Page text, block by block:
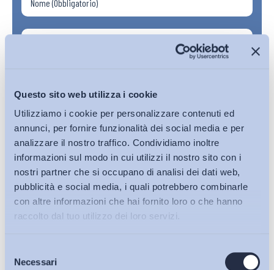
Questo sito web utilizza i cookie
Utilizziamo i cookie per personalizzare contenuti ed
annunci, per fornire funzionalità dei social media e per
analizzare il nostro traffico. Condividiamo inoltre
informazioni sul modo in cui utilizzi il nostro sito con i
nostri partner che si occupano di analisi dei dati web,
pubblicità e social media, i quali potrebbero combinarle
con altre informazioni che hai fornito loro o che hanno
raccolto dal tuo utilizzo dei loro servizi.
delNecessariBollettini ADAPT